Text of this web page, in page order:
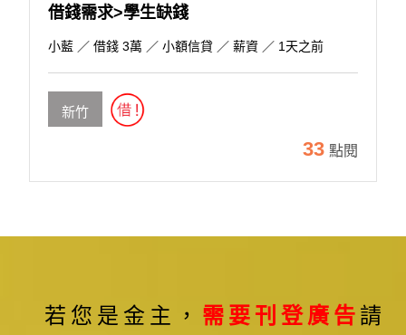
借錢需求>學生缺錢
小藍 ／ 借錢 3萬 ／ 小額信貸 ／ 薪資 ／ 1天之前
新竹
33 點閱
若您是金主， 需要刊登廣告 請